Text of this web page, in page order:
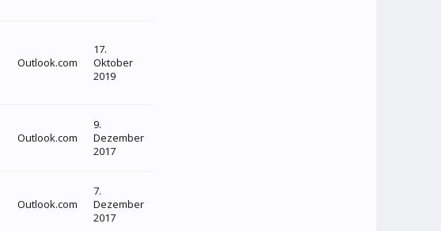
Outlook.com
17.
Oktober
2019
Outlook.com
9.
Dezember
2017
Outlook.com
7.
Dezember
2017